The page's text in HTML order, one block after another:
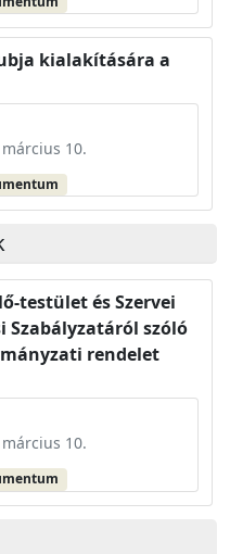
kialakítására a
10.
testület és Szervei
Szabályzatáról szóló
rendelet
10.